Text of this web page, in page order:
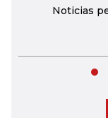
Noticias